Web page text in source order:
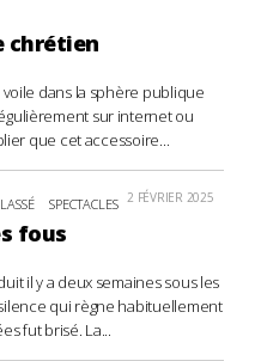
chrétien
dans la sphère publique
sur internet ou
que cet accessoire...
SPECTACLES 2 FÉVRIER 2025
fous
il y a deux semaines sous les
qui règne habituellement
fut brisé. La...